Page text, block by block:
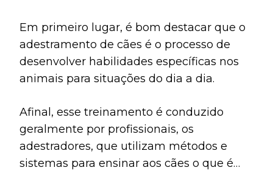
Em primeiro lugar, é bom destacar que o
adestramento de cães é o processo de
desenvolver habilidades específicas nos
animais para situações do dia a dia.
Afinal, esse treinamento é conduzido
geralmente por profissionais, os
adestradores, que utilizam métodos e
sistemas para ensinar aos cães o que é